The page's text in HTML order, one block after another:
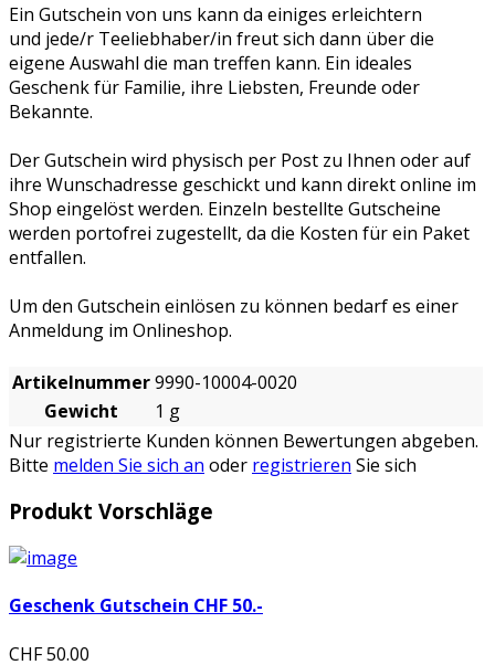
Ein Gutschein von uns kann da einiges erleichtern
und jede/r Teeliebhaber/in freut sich dann über die
eigene Auswahl die man treffen kann. Ein ideales
Geschenk für Familie, ihre Liebsten, Freunde oder
Bekannte.
Der Gutschein wird physisch per Post zu Ihnen oder auf
ihre Wunschadresse geschickt und kann direkt online im
Shop eingelöst werden. Einzeln bestellte Gutscheine
werden portofrei zugestellt, da die Kosten für ein Paket
entfallen.
Um den Gutschein einlösen zu können bedarf es einer
Anmeldung im Onlineshop.
Artikelnummer9990-10004-0020
Gewicht
1 g
Nur registrierte Kunden können Bewertungen abgeben.
Bitte melden Sie sich an oder registrieren Sie sich
Produkt Vorschläge
Geschenk Gutschein CHF 50.-
CHF 50.00